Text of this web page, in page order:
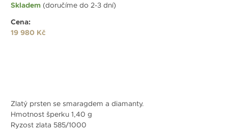
Skladem (doručíme do 2-3 dní)
Cena:
19 980 Kč
Zlatý prsten se smaragdem a diamanty.
Hmotnost šperku 1,40 g
Ryzost zlata 585/1000